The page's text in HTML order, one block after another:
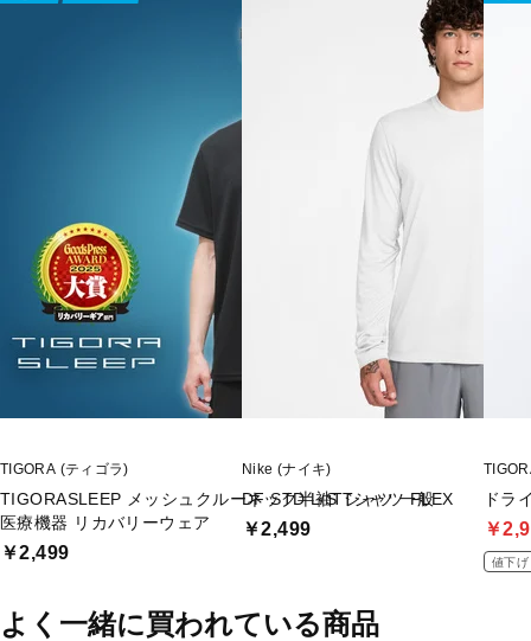
TIGORA (ティゴラ)
TIGORASLEEP メッシュクルーネック半袖Tシャツ 一般
医療機器 リカバリーウェア
￥2,499
Nike (ナイキ)
DF STD L/S Tシャツ FLEX
￥2,499
ドラ
￥
値下げ
よく一緒に買われている商品